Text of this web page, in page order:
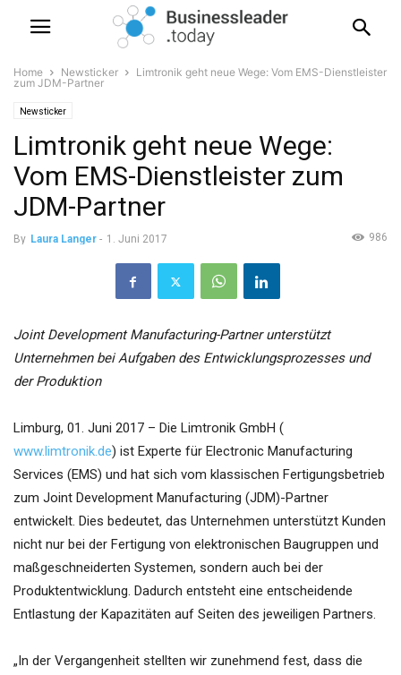
Home Newsticker
Limtronik geht neue Wege: Vom EMS-Dienstleister
zum JDM-Partner
Newsticker
Limtronik geht neue Wege:
Vom EMS-Dienstleister zum
JDM-Partner
By Laura Langer - 1. Juni 2017 986
Joint Development Manufacturing-Partner unterstützt
Unternehmen bei Aufgaben des Entwicklungsprozesses und
der Produktion
Limburg, 01. Juni 2017 – Die Limtronik GmbH (
www.limtronik.de) ist Experte für Electronic Manufacturing
Services (EMS) und hat sich vom klassischen Fertigungsbetrieb
zum Joint Development Manufacturing (JDM)-Partner
entwickelt. Dies bedeutet, das Unternehmen unterstützt Kunden
nicht nur bei der Fertigung von elektronischen Baugruppen und
maßgeschneiderten Systemen, sondern auch bei der
Produktentwicklung. Dadurch entsteht eine entscheidende
Entlastung der Kapazitäten auf Seiten des jeweiligen Partners.
„In der Vergangenheit stellten wir zunehmend fest, dass die